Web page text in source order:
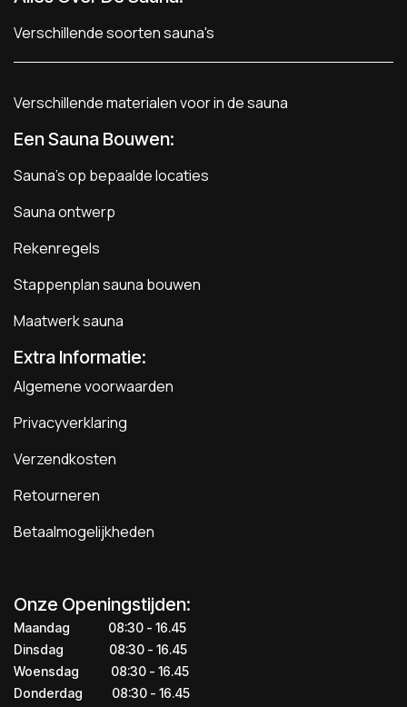
Verschillende soorten sauna's
Verschillende materialen voor in de sauna
Een Sauna Bouwen:
Sauna's op bepaalde locaties
Sauna ontwerp
Rekenregels
Stappenplan sauna bouwen
Maatwerk sauna
Extra Informatie:
Algemene voorwaarden
Privacyverklaring
Verzendkosten
Retourneren
Betaalmogelijkheden
Onze Openingstijden:
Maandag
​​​08:30 - 16.45​
Dinsdag
​​​​08:30 - 16.45
Woensdag
​08:30 - 16.45
Donderdag
​​​​​08:30 - 16.45